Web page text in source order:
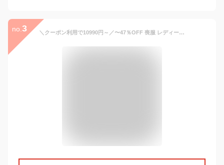
no. 3 ＼クーポン利用で10990円～／〜47％OFF 喪服 レディース ブラックフォーマル 礼服 アンサンブル オールシーズン対応 フォーマル 洗える 前開き 大きいサイズ 30代 40代 50代 体型カバー スタイルアップ おしゃれ 即日発送 試着チケット対象